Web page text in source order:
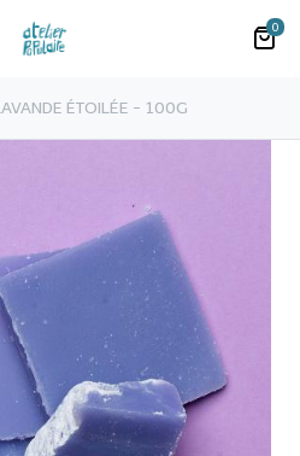
0
ÉTOILÉE - 100G